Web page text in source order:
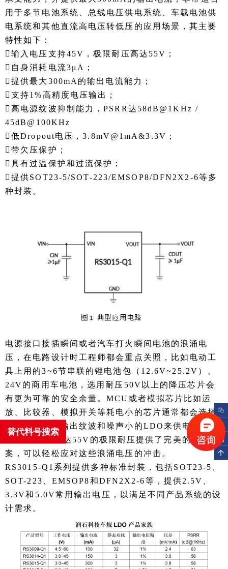
用于多节电池系统、总线电压供电系统、车载电池供
电系统和其他直流高电压转低压的应用场景，其主要
特性如下：
输入电压支持45V，极限耐压高达55V；
自身消耗电流3μA；
提供最大300mA的输出电流能力；
支持1%高精度电压输出；
高电源纹波抑制能力，PSRR达58dB@1KHz /
45dB@100KHz
低Dropout电压，3.8mV@1mA&3.3V；
带欠压保护；
具有过温保护和过流保护；
提供SOT23-5/SOT-223/EMSOP8/DFN2X2-6等多
种封装。
电源接口接插瞬间或者汽车打火瞬间电池的浪涌电
压，在电路设计时工程师都会重点关照，比如电动工
具上用的3~6节串联的锂电池包（12.6V~25.2V）、
24V的商用车电池，选用耐压50V以上的降压芯片会
有更为可靠的安全余量。MCU或者模拟芯片比如运
放、比较器、模拟开关等耗电小的芯片通常都会选择
用成本低并且输出纹波和噪声小的LDO来供电，
RS3015-Q1高达55V的极限耐压提供了完美的解决方
案，可以轻松应对这些浪涌电压的冲击。
RS3015-Q1系列提供多种标准封装，包括SOT23-5、
SOT-223、EMSOP8和DFN2X2-6等，提供2.5V、
3.3V和5.0V常用输出电压，以满足不同产品系统的设
计需求。
替代料号搜索